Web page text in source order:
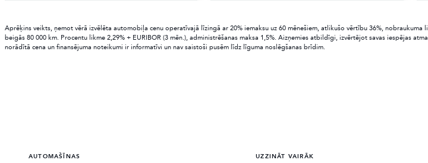
Aprēķins veikts, ņemot vērā izvēlēta automobiļa cenu operatīvajā līzingā ar 20% iemaksu uz 60 mēnešiem, atlikušo vērtību 36%, nobraukuma
beigās 80 000 km. Procentu likme 2,29% + EURIBOR (3 mēn.), administrēšanas maksa 1,5%. Aizņemies atbildīgi, izvērtējot savas iespējas
norādītā cena un finansējuma noteikumi ir informatīvi un nav saistoši pusēm līdz līguma noslēgšanas brīdim.
AUTOMAŠĪNAS UZZINĀT VAIRĀK